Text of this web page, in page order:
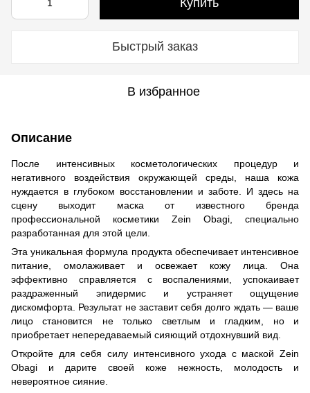
Быстрый заказ
В избранное
Описание
После интенсивных косметологических процедур и
негативного воздействия окружающей среды, наша кожа
нуждается в глубоком восстановлении и заботе. И здесь на
сцену выходит маска от известного бренда
профессиональной косметики Zein Obagi, специально
разработанная для этой цели.
Эта уникальная формула продукта обеспечивает интенсивное
питание, омолаживает и освежает кожу лица. Она
эффективно справляется с воспалениями, успокаивает
раздраженный эпидермис и устраняет ощущение
дискомфорта. Результат не заставит себя долго ждать — ваше
лицо становится не только светлым и гладким, но и
приобретает непередаваемый сияющий отдохнувший вид.
Откройте для себя силу интенсивного ухода с маской Zein
Obagi и дарите своей коже нежность, молодость и
невероятное сияние.